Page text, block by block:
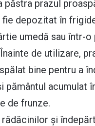
păstra prazul
fie depozitat în
umedă sau într-o
de utilizare,
bine pentru a
pământul acumulat
de frunze.
și